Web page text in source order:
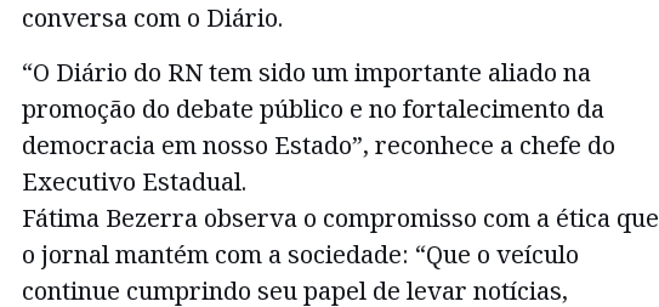
conversa com o Diário.
“O Diário do RN tem sido um importante aliado na
promoção do debate público e no fortalecimento da
democracia em nosso Estado”, reconhece a chefe do
Executivo Estadual.
Fátima Bezerra observa o compromisso com a ética que
o jornal mantém com a sociedade: “Que o veículo
continue cumprindo seu papel de levar notícias,